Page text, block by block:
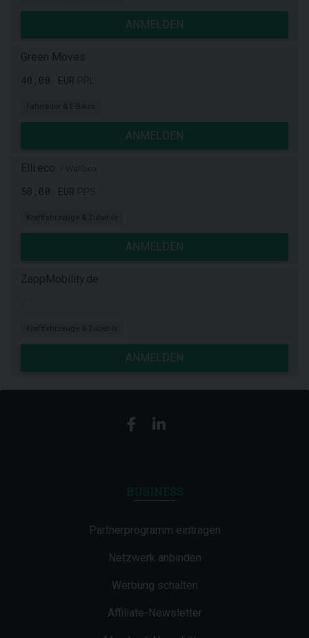
ANMELDEN
Green Moves
40,00 EUR
Fahrräder & E-Bikes
ANMELDEN
Elli.eco
50,00 EUR
Kraftfahrzeuge & Zubehör
ANMELDEN
ZappMobility.de
Kraftfahrzeuge & Zubehör
ANMELDEN
Partnerprogramm eintragen
Netzwerk anbinden
Werbung schalten
Affiliate-Newsletter